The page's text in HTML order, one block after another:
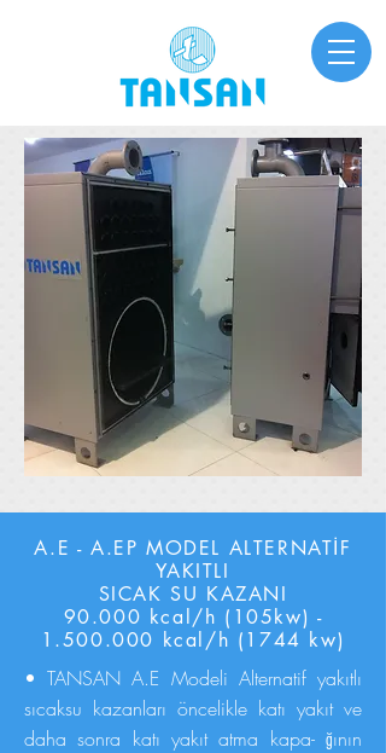
A.E - A.EP MODEL ALTERNATİF
YAKITLI
SICAK SU KAZANI
90.000 kcal/h (105kw) -
1.500.000 kcal/h (1744 kw)
• TANSAN A.E Modeli Alternatif yakıtlı
sıcaksu kazanları öncelikle katı yakıt ve
daha sonra katı yakıt atma kapa- ğının